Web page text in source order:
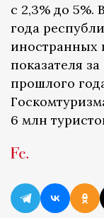
с 2,3% до 5%.
года
иностранных
показателя
прошлого
6 млн